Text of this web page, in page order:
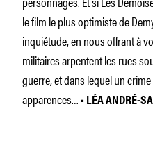
le film le plus optimiste de
inquiétude, en nous offrant à
militaires arpentent les rues
guerre, et dans lequel un
apparences… • LÉA ANDRÉ-